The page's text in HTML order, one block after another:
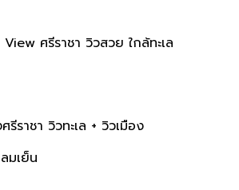
ศรีราชา วิวสวย ใกล้ทะเล
รีราชา วิวทะเล + วิวเมือง
มเย็น